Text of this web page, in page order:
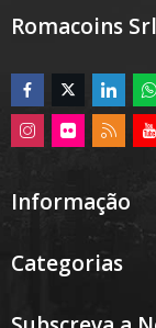
Romacoins
Informação
Categorias